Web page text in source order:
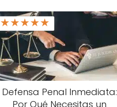
★★★★★
Defensa Penal Inmediata:
Por Qué Necesitas un